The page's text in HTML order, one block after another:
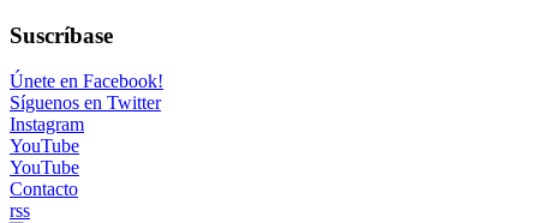
Suscríbase
Únete en Facebook!
Síguenos en Twitter
Instagram
YouTube
YouTube
Contacto
rss